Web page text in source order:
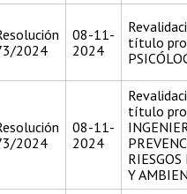
2024
08-11-
2024
título
2024
08-11-
2024
título
Y